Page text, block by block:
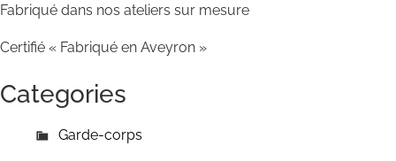
Fabriqué dans nos ateliers sur mesure
Certifié « Fabriqué en Aveyron »
Categories
Garde-corps